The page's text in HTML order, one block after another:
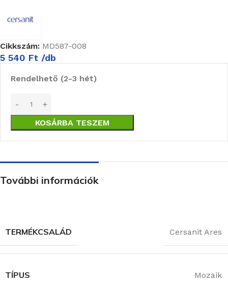
Cikkszám: MD587-008
5 540 Ft /db
Rendelhető (2-3 hét)
KOSÁRBA TESZEM
További információk
TERMÉKCSALÁD Cersanit Ares
TÍPUS Mozaik